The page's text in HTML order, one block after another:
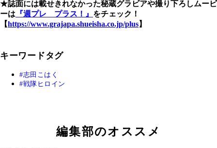
★誌面には載せきれなかった秘蔵グラビアや撮り下ろしムービ
ーは 『週プレ プラス！』 をチェック！
【https://www.grajapa.shueisha.co.jp/plus】
キーワードタグ
志田こはく
戦隊ヒロイン
編集部のオススメ